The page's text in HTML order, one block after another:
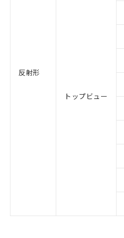
反射形
トップビュー